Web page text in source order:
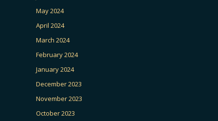
May 2024
April 2024
March 2024
February 2024
January 2024
December 2023
November 2023
October 2023